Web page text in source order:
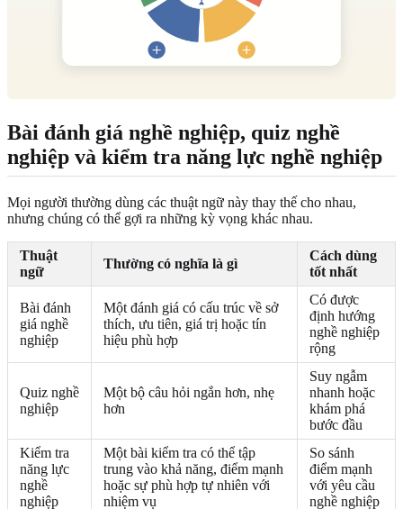
Bài đánh giá nghề nghiệp, quiz nghề
nghiệp và kiểm tra năng lực nghề nghiệp
Mọi người thường dùng các thuật ngữ này thay thế cho nhau,
nhưng chúng có thể gợi ra những kỳ vọng khác nhau.
Thuật
ngữ
Thường có nghĩa là gì
Cách dùng
tốt nhất
Bài đánh
giá nghề
nghiệp
Một đánh giá có cấu trúc về sở
thích, ưu tiên, giá trị hoặc tín
hiệu phù hợp
Có được
định hướng
nghề nghiệp
rộng
Quiz nghề
nghiệp
Một bộ câu hỏi ngắn hơn, nhẹ
hơn
Suy ngẫm
nhanh hoặc
khám phá
bước đầu
Kiểm tra
năng lực
nghề
nghiệp
Một bài kiểm tra có thể tập
trung vào khả năng, điểm mạnh
hoặc sự phù hợp tự nhiên với
nhiệm vụ
So sánh
điểm mạnh
với yêu cầu
nghề nghiệp